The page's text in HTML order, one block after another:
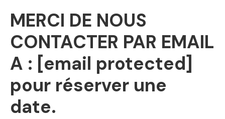
MERCI DE NOUS
CONTACTER PAR EMAIL
A : [email protected]
pour réserver une
date.